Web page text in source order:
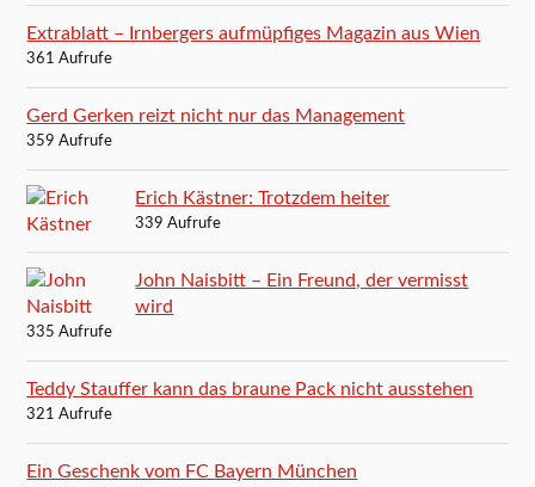
Extrablatt – Irnbergers aufmüpfiges Magazin aus Wien
361 Aufrufe
Gerd Gerken reizt nicht nur das Management
359 Aufrufe
Erich Kästner: Trotzdem heiter
339 Aufrufe
John Naisbitt – Ein Freund, der vermisst
wird
335 Aufrufe
Teddy Stauffer kann das braune Pack nicht ausstehen
321 Aufrufe
Ein Geschenk vom FC Bayern München